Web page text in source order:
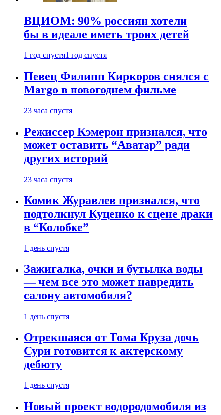
ВЦИОМ: 90% россиян хотели
бы в идеале иметь троих детей
1 год спустя1 год спустя
Певец Филипп Киркоров снялся с
Margo в новогоднем фильме
23 часа спустя
Режиссер Кэмерон признался, что
может оставить “Аватар” ради
других историй
23 часа спустя
Комик Журавлев признался, что
подтолкнул Куценко к сцене драки
в “Колобке”
1 день спустя
Зажигалка, очки и бутылка воды
— чем все это может навредить
салону автомобиля?
1 день спустя
Отрекшаяся от Тома Круза дочь
Сури готовится к актерскому
дебюту
1 день спустя
Новый проект водородомобиля из